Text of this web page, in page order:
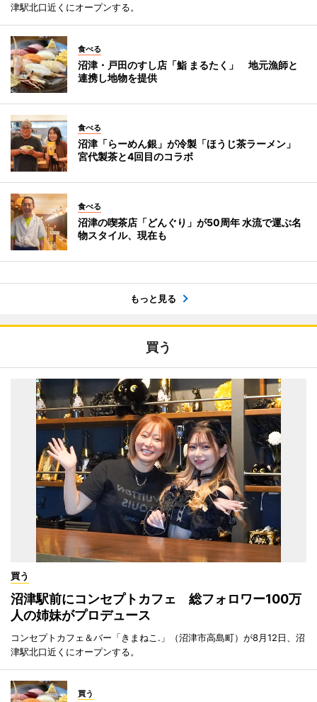
津駅北口近くにオープンする。
食べる
沼津・戸田のすし店「鮨 まるたく」 地元漁師と
連携し地物を提供
食べる
沼津「らーめん銀」が冷製「ほうじ茶ラーメン」
宮代製茶と4回目のコラボ
食べる
沼津の喫茶店「どんぐり」が50周年 水流で運ぶ名
物スタイル、現在も
もっと見る
買う
買う
沼津駅前にコンセプトカフェ 総フォロワー100万
人の姉妹がプロデュース
コンセプトカフェ＆バー「きまねこ.」（沼津市高島町）が8月12日、沼
津駅北口近くにオープンする。
買う